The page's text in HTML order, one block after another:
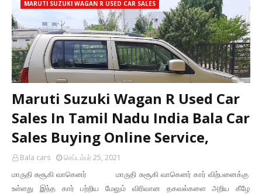
MARUTI SUZUKI WAGAN R USED CAR SALES
Maruti Suzuki Wagan R Used Car
Sales In Tamil Nadu India Bala Car
Sales Buying Online Service,
Bala cars செப்டம்பர் 25, 2021
மாருதி சுசூகி வாகெனர் மாருதி சுசூகி வாகெனர் கார் விற்பனைக்கு
உள்ளது இந்த கார் பற்றிய மேலும் விரிவான தகவல்களை அறிய கீழே